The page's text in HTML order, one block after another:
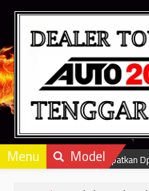
Dapatkan
Menu Model